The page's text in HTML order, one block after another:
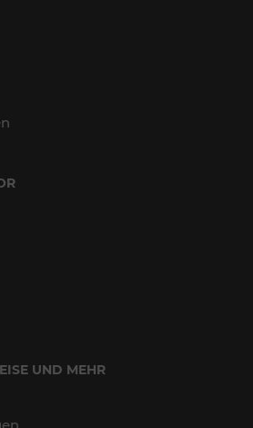
UND MEHR